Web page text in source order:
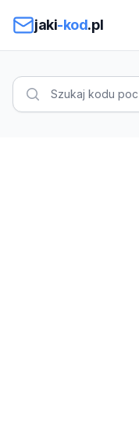
jaki-kod.pl